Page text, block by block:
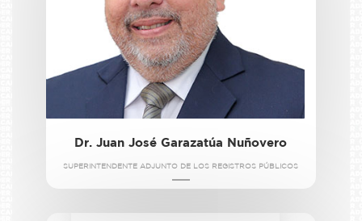
Dr. Juan José Garazatúa Nuñovero
SUPERINTENDENTE ADJUNTO DE LOS REGISTROS PÚBLICOS